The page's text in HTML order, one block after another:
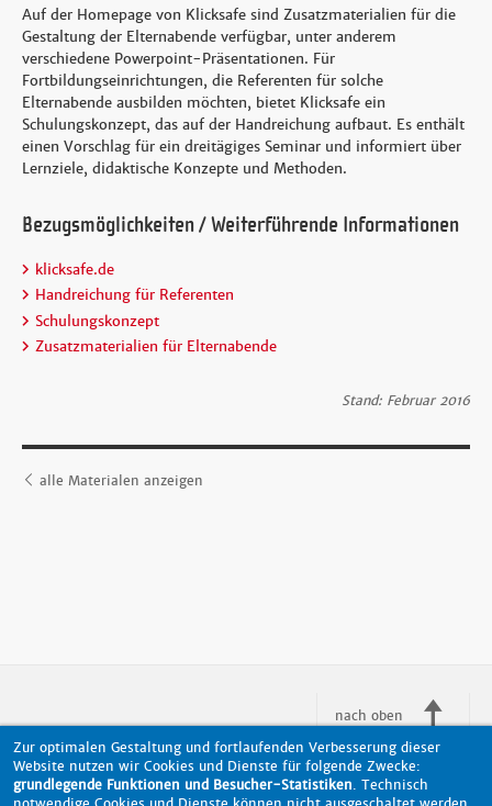
Auf der Homepage von Klicksafe sind Zusatzmaterialien für die
Gestaltung der Elternabende verfügbar, unter anderem
verschiedene Powerpoint-Präsentationen. Für
Fortbildungseinrichtungen, die Referenten für solche
Elternabende ausbilden möchten, bietet Klicksafe ein
Schulungskonzept, das auf der Handreichung aufbaut. Es enthält
einen Vorschlag für ein dreitägiges Seminar und informiert über
Lernziele, didaktische Konzepte und Methoden.
Bezugsmöglichkeiten / Weiterführende Informationen
klicksafe.de
Handreichung für Referenten
Schulungskonzept
Zusatzmaterialien für Elternabende
Stand: Februar 2016
alle Materialen anzeigen
nach oben
Barrierefreiheit Datenschutz Impressum Kontakt
Zur optimalen Gestaltung und fortlaufenden Verbesserung dieser
Website nutzen wir Cookies und Dienste für folgende Zwecke:
grundlegende Funktionen und Besucher-Statistiken. Technisch